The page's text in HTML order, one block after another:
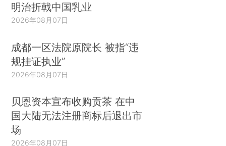
明治折戟中国乳业
2026年08月07日
成都一区法院原院长 被指“违
规挂证执业”
2026年08月07日
贝恩资本宣布收购贡茶 在中
国大陆无法注册商标后退出市
场
2026年08月07日